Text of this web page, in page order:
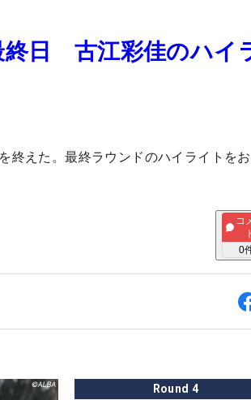
終日 古江彩佳のハイ
終えた。最終ラウンドのハイライトを
コ
0
Round 4